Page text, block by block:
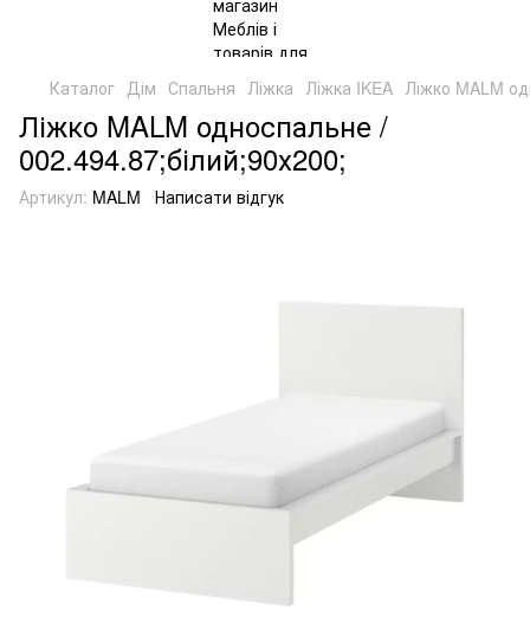
Каталог Дім Спальня Ліжка Ліжка IKEA Ліжко MALM
Ліжко MALM односпальне /
002.494.87;білий;90х200;
Артикул: MALM Написати відгук